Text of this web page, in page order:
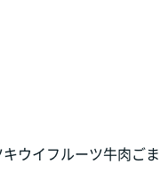
キウイフルーツ牛肉ごま